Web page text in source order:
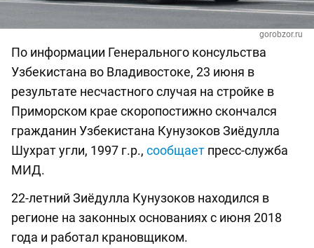
gorobzor.ru
По информации Генерального консульства
Узбекистана во Владивостоке, 23 июня в
результате несчастного случая на стройке в
Приморском крае скоропостижно скончался
гражданин Узбекистана Кунузоков Зиёдулла
Шухрат угли, 1997 г.р., сообщает пресс-служба
МИД.
22-летний Зиёдулла Кунузоков находился в
регионе на законных основаниях с июня 2018
года и работал крановщиком.